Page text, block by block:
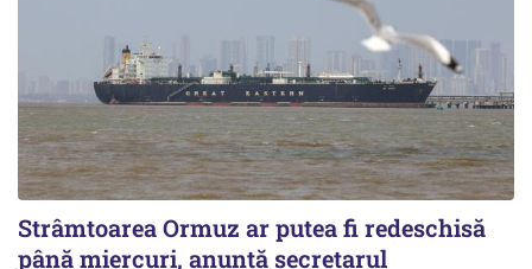
Strâmtoarea Ormuz ar putea fi redeschisă
până miercuri, anunță secretarul